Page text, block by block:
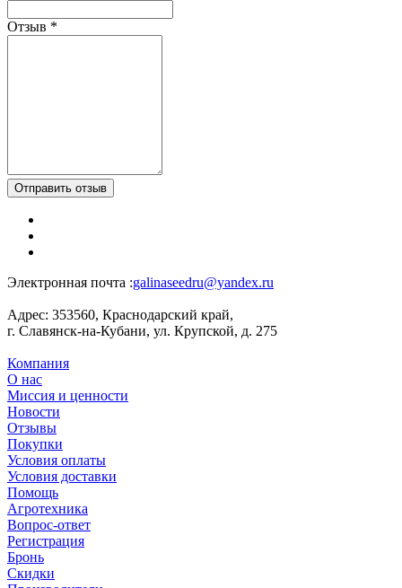
Отзыв *
Отправить отзыв
Электронная почта :galinaseedru@yandex.ru
Адрес: 353560, Краснодарский край,
г. Славянск-на-Кубани, ул. Крупской, д. 275
Компания
О нас
Миссия и ценности
Новости
Отзывы
Покупки
Условия оплаты
Условия доставки
Помощь
Агротехника
Вопрос-ответ
Регистрация
Бронь
Скидки